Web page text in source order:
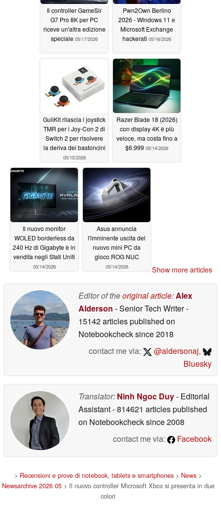
Il controller GameSir
G7 Pro 8K per PC
riceve un'altra edizione
speciale 05/17/2026
Pwn2Own Berlino
2026 - Windows 11 e
Microsoft Exchange
hackerati 05/16/2026
GuliKit rilascia i joystick
TMR per i Joy-Con 2 di
Switch 2 per risolvere
la deriva dei bastoncini
05/15/2026
Razer Blade 18 (2026)
con display 4K è più
veloce, ma costa fino a
$6.999 05/14/2026
Il nuovo monitor
WOLED borderless da
240 Hz di Gigabyte è in
vendita negli Stati Uniti
05/14/2026
Asus annuncia
l'imminente uscita del
nuovo mini PC da
gioco ROG NUC
05/14/2026 Show more articles
Editor of theoriginal article:Alex
Alderson - Senior Tech Writer-
15142 articles published on
Notebookchecksince 2018
contact me via:
@aldersonaj,
Bluesky
Translator: Ninh Ngoc Duy- Editorial
Assistant- 814621 articles published
on Notebookchecksince 2008
contact me via:
Facebook
> Recensioni e prove di notebook, tablets e smartphones > News >
Newsarchive 2026 05> Il nuovo controller Microsoft Xbox si presenta in due
colori